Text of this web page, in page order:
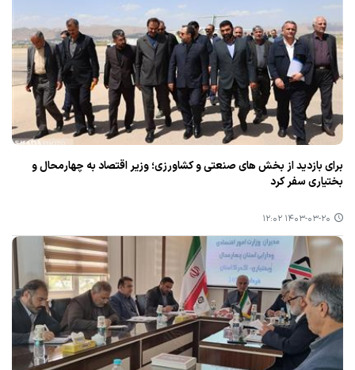
برای بازدید از بخش های صنعتی و كشاورزی؛ وزیر اقتصاد به چهارمحال و
بختیاری سفر كرد
۱۴۰۳-۰۳-۲۰ ۱۲:۰۲